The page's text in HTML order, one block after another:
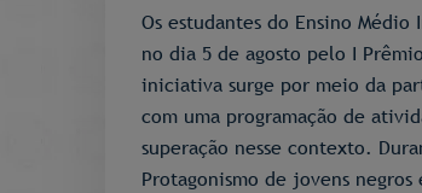
Os estudantes do Ensino
no dia 5 de agosto pelo I
iniciativa surge por meio da
com uma programação de
superação nesse contexto.
Protagonismo de jovens